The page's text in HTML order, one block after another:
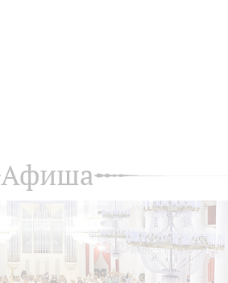
Афиша